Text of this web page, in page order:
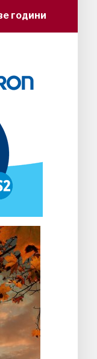
15 hours ago